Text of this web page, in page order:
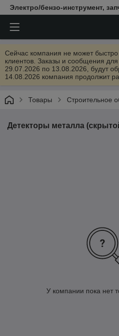
Электро/бензо-инструмент,
Сейчас компания не может быстро
клиентов. Заказы и сообщения
29.07.2026 по 13.08.2026, будут
14.08.2026 компания продолжит
Товары Строительное
Детекторы металла
У компании пока нет